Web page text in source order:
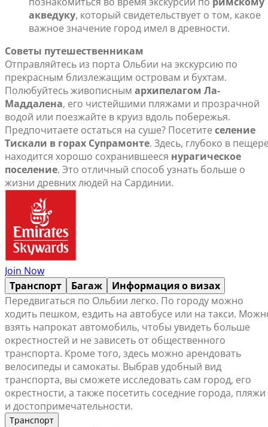
акведуку, который свидетельствует о том, какое
важное значение город имел в древности.
Советы путешественникам
Отправляйтесь из порта Ольбии на экскурсию по
прекрасным близлежащим островам и бухтам.
Полюбуйтесь живописным архипелагом Ла-
Маддалена, его чистейшими пляжами и прозрачной
водой или поезжайте в круиз вдоль побережья.
Предпочитаете остаться на суше? Посетите селение
Тискали в горах Супрамонте. Здесь, глубоко в
находится хорошо сохранившееся нурагическое
поселение. Это отличный способ узнать больше о
жизни древних людей на Сардинии.
Join Now
Транспорт
Багаж
Информация о визах
Передвигаться по Ольбии легко. По городу можно
ходить пешком, ездить на автобусе или на такси.
взять напрокат автомобиль, чтобы увидеть больше
окрестностей и не зависеть от общественного
транспорта. Кроме того, здесь можно арендовать
велосипеды и самокаты. Выбрав удобный вид
транспорта, вы сможете исследовать сам город, его
окрестности, а также посетить соседние города, пляжи
и достопримечательности.
Транспорт